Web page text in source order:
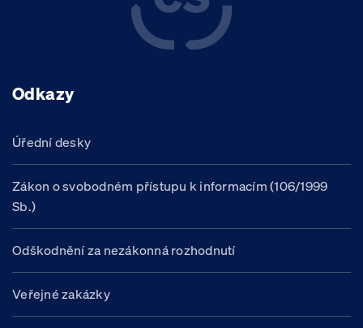
Odkazy
Úřední desky
Zákon o svobodném přístupu k informacím (106/1999
Sb.)
Odškodnění za nezákonná rozhodnutí
Veřejné zakázky